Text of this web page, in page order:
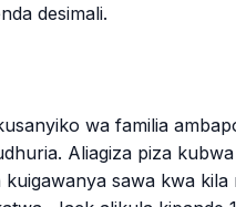
desimali.
wa familia
Aliagiza piza
kuigawanya sawa kwa kila